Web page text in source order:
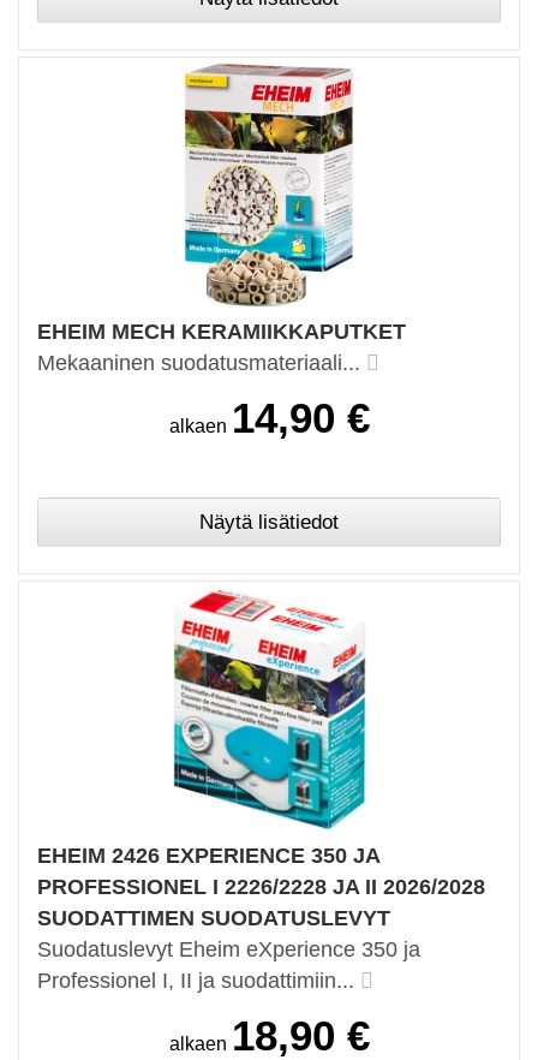
EHEIM MECH KERAMIIKKAPUTKET
Mekaaninen suodatusmateriaali...
alkaen 14,90 €
EHEIM 2426 EXPERIENCE 350 JA
PROFESSIONEL I 2226/2228 JA II 2026/2028
SUODATTIMEN SUODATUSLEVYT
Suodatuslevyt Eheim eXperience 350 ja
Professionel I, II ja suodattimiin...
alkaen 18,90 €